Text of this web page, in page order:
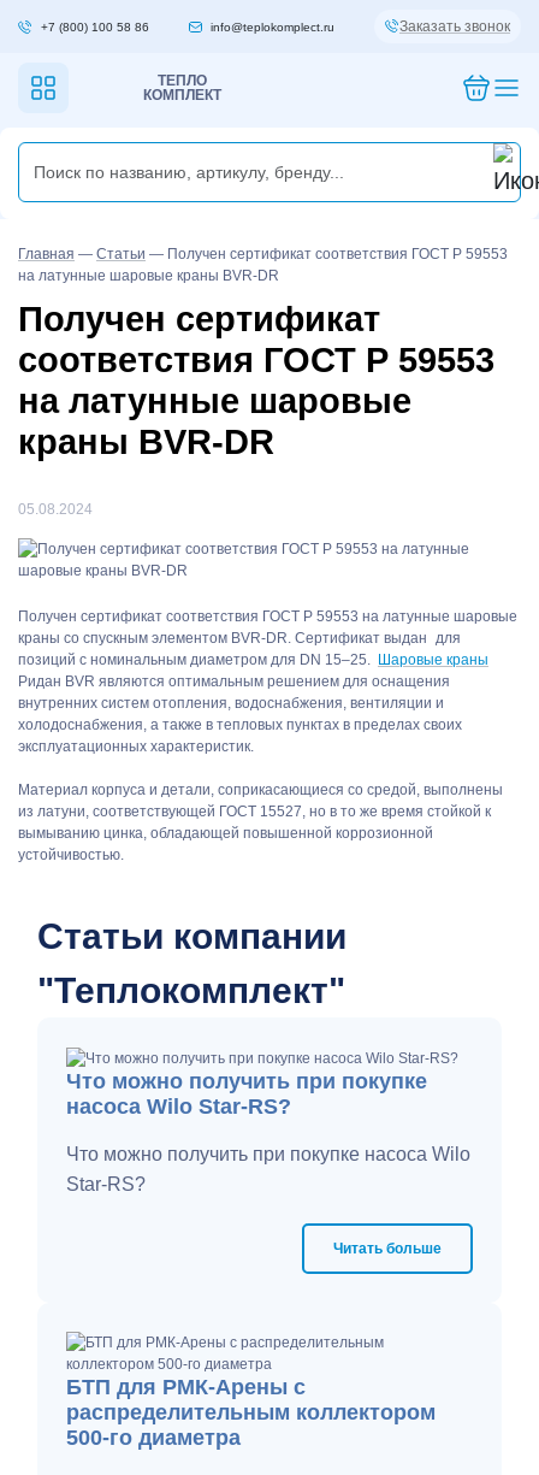
+7 (800) 100 58 86 info@teplokomplect.ru Заказать звонок
ТЕПЛО
КОМПЛЕКТ
Главная — Статьи — Получен сертификат соответствия ГОСТ Р 59553
на латунные шаровые краны BVR-DR
Получен сертификат
соответствия ГОСТ Р 59553
на латунные шаровые
краны BVR-DR
05.08.2024
Получен сертификат соответствия ГОСТ Р 59553 на латунные шаровые
краны со спускным элементом BVR-DR. Сертификат выдан для
позиций с номинальным диаметром для DN 15–25. Шаровые краны
Ридан BVR являются оптимальным решением для оснащения
внутренних систем отопления, водоснабжения, вентиляции и
холодоснабжения, а также в тепловых пунктах в пределах своих
эксплуатационных характеристик.
Материал корпуса и детали, соприкасающиеся со средой, выполнены
из латуни, соответствующей ГОСТ 15527, но в то же время стойкой к
вымыванию цинка, обладающей повышенной коррозионной
устойчивостью.
Статьи компании
"Теплокомплект"
Что можно получить при покупке
насоса Wilo Star-RS?
Что можно получить при покупке насоса Wilo
Star-RS?
Читать больше
БТП для РМК-Арены с
распределительным коллектором
500-го диаметра